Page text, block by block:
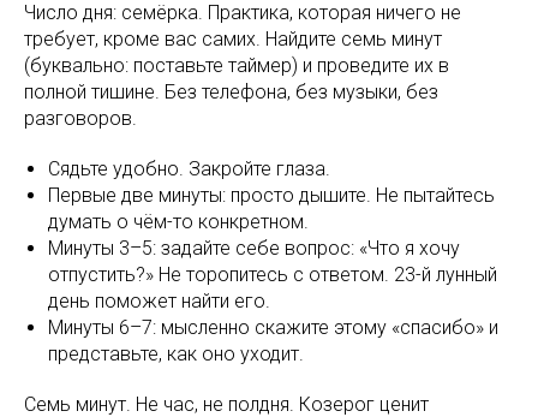
Число дня: семёрка. Практика, которая ничего не
требует, кроме вас самих. Найдите семь минут
(буквально: поставьте таймер) и проведите их в
полной тишине. Без телефона, без музыки, без
разговоров.
Сядьте удобно. Закройте глаза.
Первые две минуты: просто дышите. Не пытайтесь
думать о чём-то конкретном.
Минуты 3–5: задайте себе вопрос: «Что я хочу
отпустить?» Не торопитесь с ответом. 23-й лунный
день поможет найти его.
Минуты 6–7: мысленно скажите этому «спасибо» и
представьте, как оно уходит.
Семь минут. Не час, не полдня. Козерог ценит